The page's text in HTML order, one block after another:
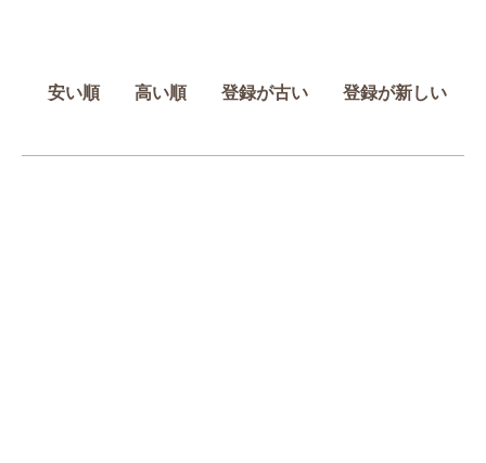
安い順 高い順 登録が古い 登録が新しい